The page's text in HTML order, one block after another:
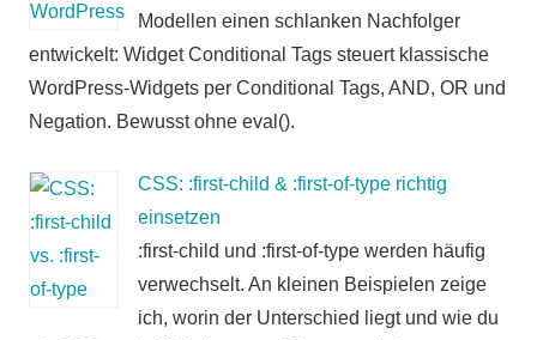
Modellen einen schlanken Nachfolger
entwickelt: Widget Conditional Tags steuert klassische
WordPress-Widgets per Conditional Tags, AND, OR und
Negation. Bewusst ohne eval().
CSS: :first-child & :first-of-type richtig
einsetzen
:first-child und :first-of-type werden häufig
verwechselt. An kleinen Beispielen zeige
ich, worin der Unterschied liegt und wie du